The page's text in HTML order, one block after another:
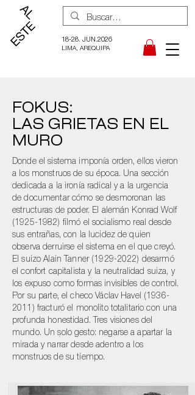
18-28. JUN.2026
LIMA, AREQUIPA
FOKUS:
LAS GRIETAS EN EL
MURO
Donde el sistema imponía orden, ellos vieron
a los monstruos de su época. Una sección
dedicada a la ironía radical y a la urgencia
de documentar cómo se desmoronan las
estructuras de poder. El alemán Konrad Wolf
(1925-1982) filmó el socialismo real desde
sus entrañas, con la lucidez de quien
observa derruirse el sistema en el que creyó.
El suizo Alain Tanner (1929-2022) desarmó
el confort capitalista y la neutralidad suiza, y
los expuso como formas invisibles de control.
Por su parte, el checo Václav Havel (1936-
2011) fracturó el monolito totalitario con una
profunda honestidad. Tres visiones del
mundo. Un solo gesto: negarse a apartar la
mirada y narrar desde adentro a los
monstruos de su tiempo.